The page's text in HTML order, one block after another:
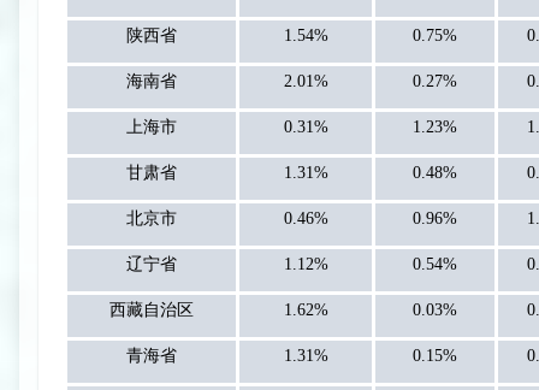
陕西省 1.54% 0.75%
海南省 2.01% 0.27%
上海市 0.31% 1.23%
甘肃省 1.31% 0.48%
北京市 0.46% 0.96%
辽宁省 1.12% 0.54%
西藏自治区 1.62% 0.03%
青海省 1.31% 0.15%